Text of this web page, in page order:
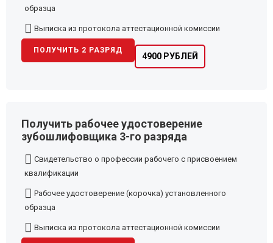
образца
Выписка из протокола аттестационной комиссии
4900 РУБЛЕЙ
ПОЛУЧИТЬ 2 РАЗРЯД
Получить рабочее удостоверение
зубошлифовщика 3-го разряда
Свидетельство о профессии рабочего с присвоением
квалификации
Рабочее удостоверение (корочка) установленного
образца
Выписка из протокола аттестационной комиссии